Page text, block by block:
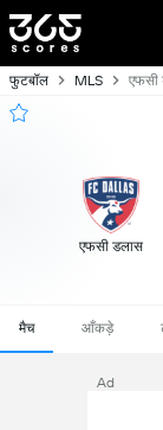
फुटबॉल MLS एफसी
एफसी डलास
मैच आँकड़े
Ad